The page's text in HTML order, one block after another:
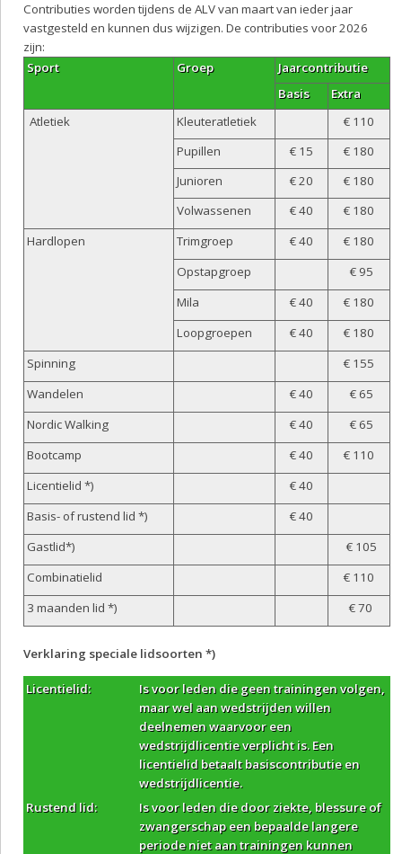
Contributies worden tijdens de ALV van maart van ieder jaar
vastgesteld en kunnen dus wijzigen. De contributies voor 2026
zijn:
Sport
Groep
Jaarcontributie
Basis
Extra
Atletiek
Kleuteratletiek
€ 110
Pupillen
€ 15
€ 180
Junioren
€ 20
€ 180
Volwassenen
€ 40
€ 180
Hardlopen
Trimgroep € 40
€ 180
Opstapgroep
€ 95
Mila
€ 40
€ 180
Loopgroepen
€ 40
€ 180
Spinning
€ 155
Wandelen
€ 40
€ 65
Nordic Walking
€ 40
€ 65
Bootcamp
€ 40
€ 110
Licentielid *)
€ 40
Basis- of rustend lid *)
€ 40
Gastlid*)
€ 105
Combinatielid
€ 110
3 maanden lid *)
€ 70
Verklaring speciale lidsoorten *)
Licentielid:
Is voor leden die geen trainingen volgen,
maar wel aan wedstrijden willen
deelnemen waarvoor een
wedstrijdlicentie verplicht is. Een
licentielid betaalt basiscontributie en
wedstrijdlicentie.
Rustend lid:
Is voor leden die door ziekte, blessure of
zwangerschap een bepaalde langere
periode niet aan trainingen kunnen